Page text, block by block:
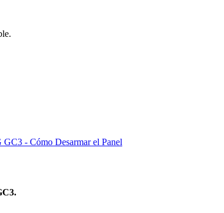
GC3 - Cómo Desarmar el Panel